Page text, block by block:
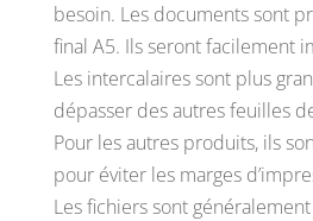
besoin. Les documents sont
final A5. Ils seront facilement
Les intercalaires sont plus
dépasser des autres feuilles
Pour les autres produits, ils
pour éviter les marges
Les fichiers sont